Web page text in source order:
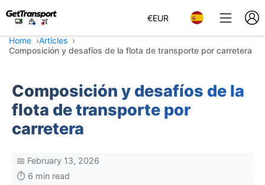
€EUR
Home
Articles
Composición y desafíos de la flota de transporte por carretera
Composición y desafíos de la
flota de transporte por
carretera
📅 February 13, 2026
⏱️ 6 min read